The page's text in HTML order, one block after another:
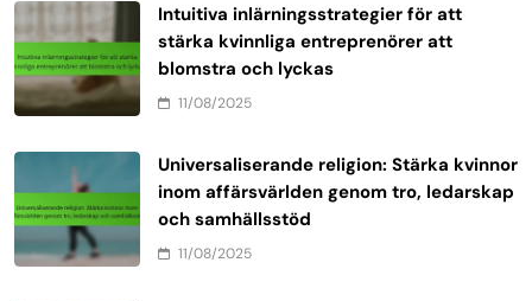
Intuitiva inlärningsstrategier för att
stärka kvinnliga entreprenörer att
blomstra och lyckas
11/08/2025
Universaliserande religion: Stärka kvinnor
inom affärsvärlden genom tro, ledarskap
och samhällsstöd
11/08/2025